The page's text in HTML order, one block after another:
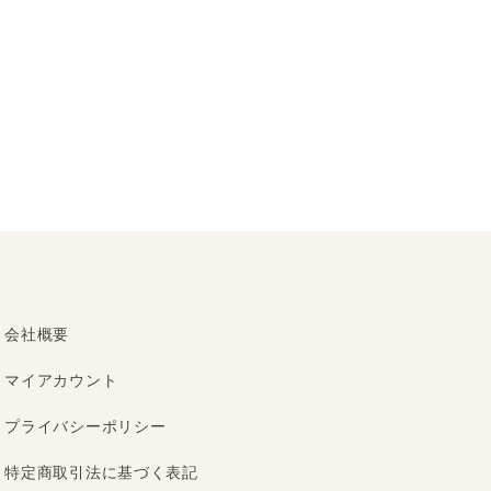
会社概要
マイアカウント
プライバシーポリシー
特定商取引法に基づく表記